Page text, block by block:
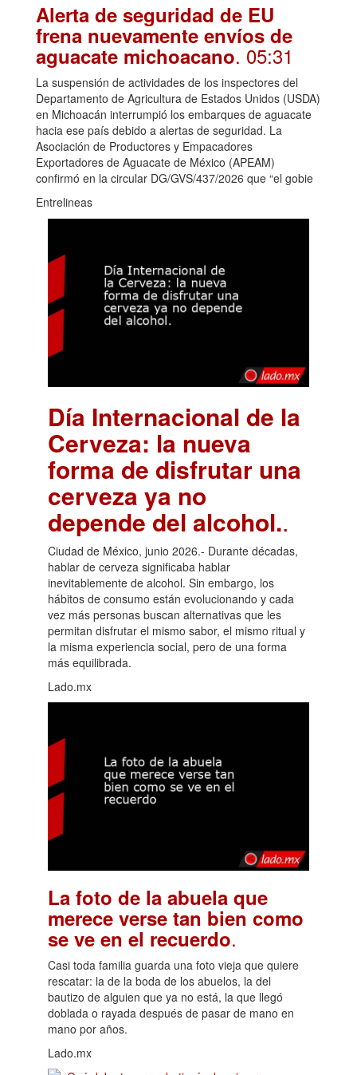
Alerta de seguridad de EU
frena nuevamente envíos de
aguacate michoacano. 05:31
La suspensión de actividades de los inspectores del
Departamento de Agricultura de Estados Unidos (USDA)
en Michoacán interrumpió los embarques de aguacate
hacia ese país debido a alertas de seguridad. La
Asociación de Productores y Empacadores
Exportadores de Aguacate de México (APEAM)
confirmó en la circular DG/GVS/437/2026 que “el gobie
Entrelineas
Día Internacional de la
Cerveza: la nueva
forma de disfrutar una
cerveza ya no
depende del alcohol..
Ciudad de México, junio 2026.- Durante décadas,
hablar de cerveza significaba hablar
inevitablemente de alcohol. Sin embargo, los
hábitos de consumo están evolucionando y cada
vez más personas buscan alternativas que les
permitan disfrutar el mismo sabor, el mismo ritual y
la misma experiencia social, pero de una forma
más equilibrada.
Lado.mx
La foto de la abuela que
merece verse tan bien como
se ve en el recuerdo.
Casi toda familia guarda una foto vieja que quiere
rescatar: la de la boda de los abuelos, la del
bautizo de alguien que ya no está, la que llegó
doblada o rayada después de pasar de mano en
mano por años.
Lado.mx